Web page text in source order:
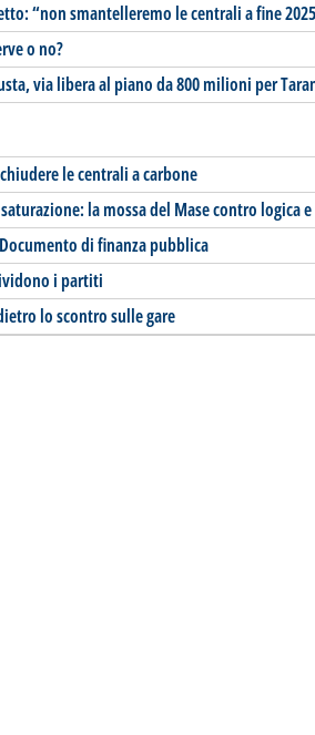
“non smantelleremo le centrali a fine
o no?
via libera al piano da 800 milioni per
le centrali a carbone
la mossa del Mase contro logica
di finanza pubblica
i partiti
lo scontro sulle gare